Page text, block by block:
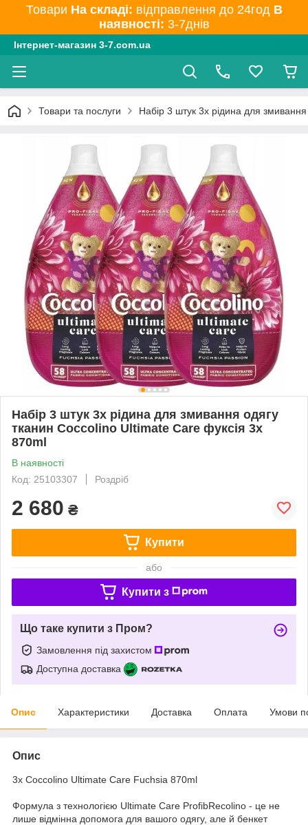
Товари На складі: відправлення до 24год В
наявності: 3-7днів
Інтернет-магазин 3-7.com.ua
Товари та послуги Набір 3 штук 3x рідина для
Набір 3 штук 3x рідина для змивання одягу
тканин Coccolino Ultimate Care фуксія 3x
870ml
В наявності
Код: 25103307
Роздріб
2 680 ₴
Купити
або
Купити з
Що таке купити з Пром?
Замовлення під захистом
Доступна доставка
Опис Характеристики Доставка Оплата Умови
Опис
3x Coccolino Ultimate Care Fuchsia 870ml
Формула з технологією Ultimate Care ProfibRecolino - це не
лише відмінна допомога для вашого одягу, але й бенкет